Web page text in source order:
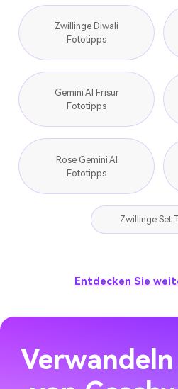
Zwillinge Diwali
Fototipps
Gemini AI Frisur
Fototipps
Rose Gemini AI
Fototipps
Zwillinge Set
Entdecken Sie